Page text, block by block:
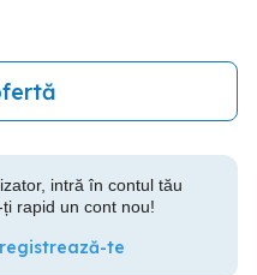
intră în contul tău
rapid un cont nou!
te